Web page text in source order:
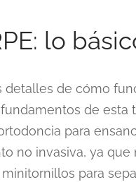
lo
de cómo
de esta
para
no invasiva, ya
para